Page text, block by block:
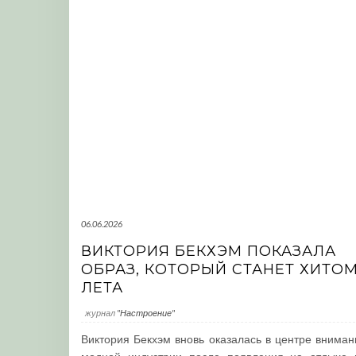
06.06.2026
ВИКТОРИЯ БЕКХЭМ ПОКАЗАЛА
ОБРАЗ, КОТОРЫЙ СТАНЕТ
ЛЕТА
журнал "Настроение"
Виктория Бекхэм вновь оказалась в центре